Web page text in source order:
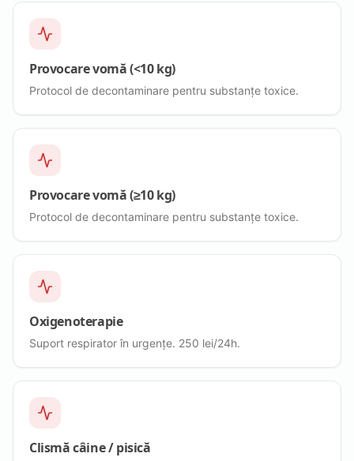
Provocare vomă (<10 kg)
Protocol de decontaminare pentru substanțe toxice.
Provocare vomă (≥10 kg)
Protocol de decontaminare pentru substanțe toxice.
Oxigenoterapie
Suport respirator în urgențe. 250 lei/24h.
Clismă câine / pisică